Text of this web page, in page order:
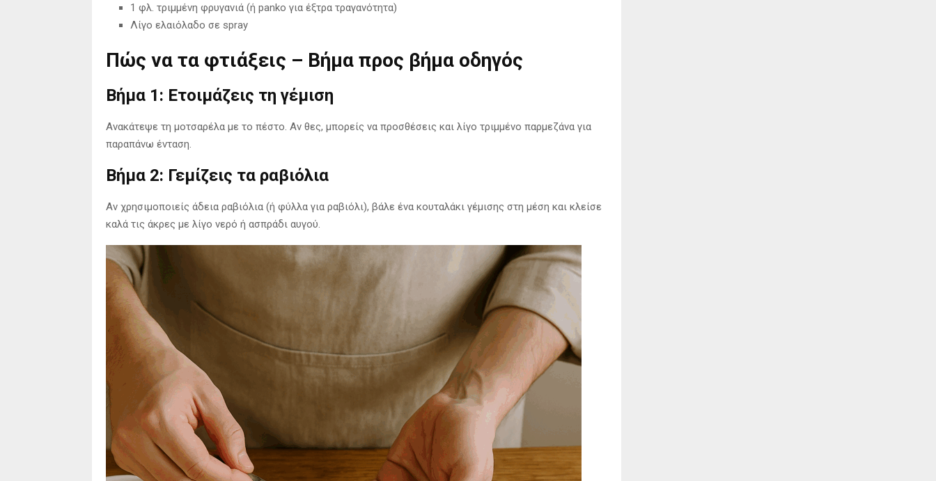
1 φλ. τριμμένη φρυγανιά (ή panko για έξτρα τραγανότητα)
Λίγο ελαιόλαδο σε spray
Πώς να τα φτιάξεις – Βήμα προς βήμα οδηγός
Βήμα 1: Ετοιμάζεις τη γέμιση
Ανακάτεψε τη μοτσαρέλα με το πέστο. Αν θες, μπορείς να προσθέσεις και λίγο τριμμένο παρμεζάνα για
παραπάνω ένταση.
Βήμα 2: Γεμίζεις τα ραβιόλια
Αν χρησιμοποιείς άδεια ραβιόλια (ή φύλλα για ραβιόλι), βάλε ένα κουταλάκι γέμισης στη μέση και κλείσε
καλά τις άκρες με λίγο νερό ή ασπράδι αυγού.